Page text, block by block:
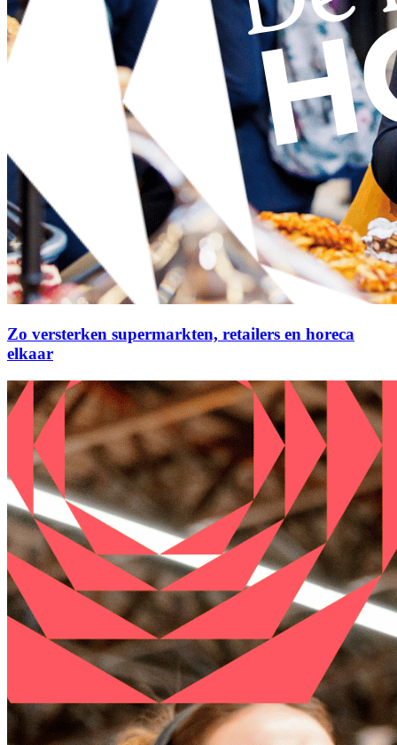
Zo versterken supermarkten, retailers en horeca
elkaar